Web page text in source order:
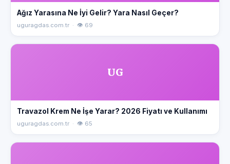
Ağız Yarasına Ne İyi Gelir? Yara Nasıl Geçer?
uguragdas.com.tr · 👁 69
UG
Travazol Krem Ne İşe Yarar? 2026 Fiyatı ve Kullanımı
uguragdas.com.tr · 👁 65